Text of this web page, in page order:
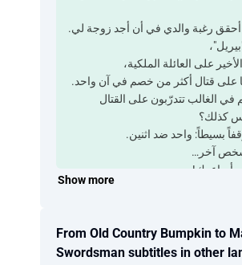
أحقق رغبة والدي ‫في أن أجد زوجة لي.
على العائلة الملكية،
‫على قتال أكثر من خصم في آن واحد.
في الغالب تتدرّبون ‫على القتال
كذلك؟
بسيطاً: واحد ضد اثنين.
شخص آخر…
سأساعدك!
إلى خصم أيها المعلّم، ‫فأنا الخيار
أني…
فأنت القائدة وذلك يقتضي ‫أن تراقبي
Show more
From Old Country Bumpkin to
Swordsman subtitles in other